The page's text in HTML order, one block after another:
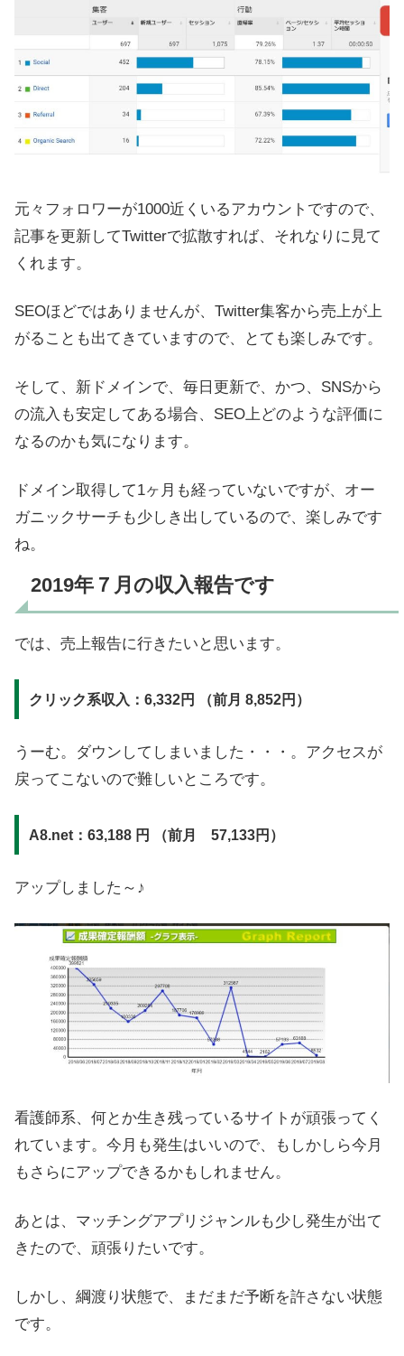
元々フォロワーが1000近くいるアカウントですので、
記事を更新してTwitterで拡散すれば、それなりに見て
くれます。
SEOほどではありませんが、Twitter集客から売上が上
がることも出てきていますので、とても楽しみです。
そして、新ドメインで、毎日更新で、かつ、SNSから
の流入も安定してある場合、SEO上どのような評価に
なるのかも気になります。
ドメイン取得して1ヶ月も経っていないですが、オー
ガニックサーチも少しき出しているので、楽しみです
ね。
2019年７月の収入報告です
では、売上報告に行きたいと思います。
クリック系収入：6,332円 （前月 8,852円）
うーむ。ダウンしてしまいました・・・。アクセスが
戻ってこないので難しいところです。
A8.net：63,188 円 （前月 57,133円）
アップしました～♪
看護師系、何とか生き残っているサイトが頑張ってく
れています。今月も発生はいいので、もしかしら今月
もさらにアップできるかもしれません。
あとは、マッチングアプリジャンルも少し発生が出て
きたので、頑張りたいです。
しかし、綱渡り状態で、まだまだ予断を許さない状態
です。